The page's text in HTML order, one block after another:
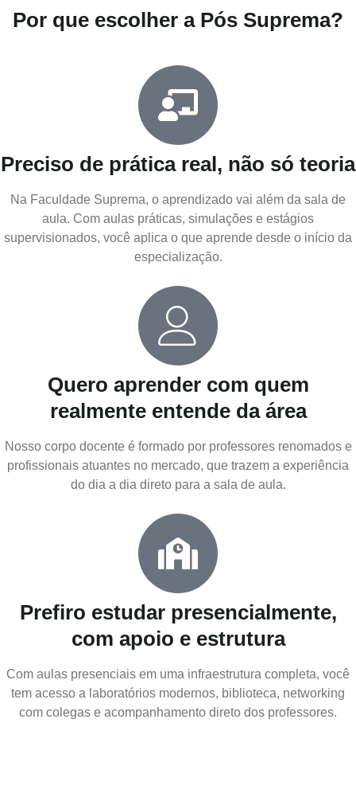
Por que escolher a Pós Suprema?
Preciso de prática real, não só teoria
Na Faculdade Suprema, o aprendizado vai além da sala de
aula. Com aulas práticas, simulações e estágios
supervisionados, você aplica o que aprende desde o início da
especialização.
Quero aprender com quem
realmente entende da área
Nosso corpo docente é formado por professores renomados e
profissionais atuantes no mercado, que trazem a experiência
do dia a dia direto para a sala de aula.
Prefiro estudar presencialmente,
com apoio e estrutura
Com aulas presenciais em uma infraestrutura completa, você
tem acesso a laboratórios modernos, biblioteca, networking
com colegas e acompanhamento direto dos professores.